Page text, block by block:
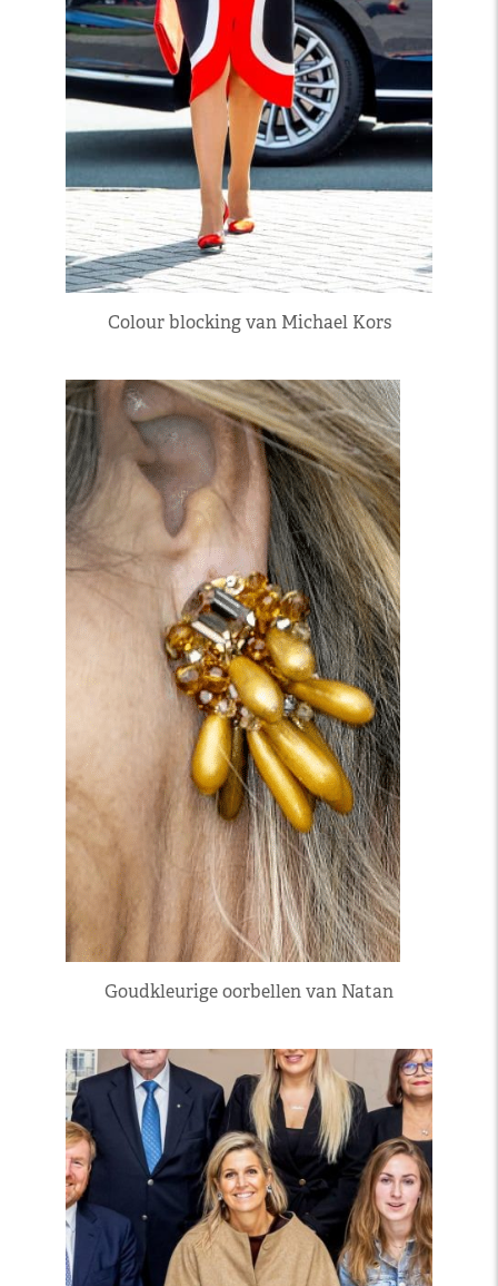
Colour blocking van Michael Kors
Goudkleurige oorbellen van Natan